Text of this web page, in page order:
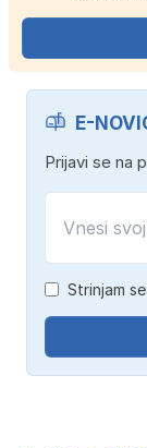
E-
Prijavi se na
Strinjam